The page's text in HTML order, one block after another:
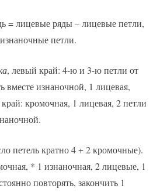
= лицевые ряды – лицевые петли,
петли.
, левый край: 4-ю и 3-ю петли от
вместе изнаночной, 1 лицевая,
кромочная, 1 лицевая, 2 петли
петель кратно 4 + 2 кромочные).
* 1 изнаночная, 2 лицевые, 1
повторять, закончить 1